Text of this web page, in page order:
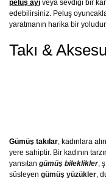
peluş ayı veya sevdiği bir
edebilirsiniz. Peluş
yaratmanın harika bir
Takı &
Gümüş takılar, kadınlara
yere sahiptir. Bir kadının
yansıtan gümüş bileklikler,
süsleyen gümüş yüzükler,